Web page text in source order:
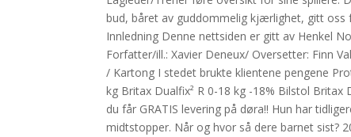
bud, båret av guddommelig kjærlighet, gitt oss
Innledning Denne nettsiden er gitt av Henkel
Forfatter/ill.: Xavier Deneux/ Oversetter: Finn
/ Kartong I stedet brukte klientene pengene
kg Britax Dualfix² R 0-18 kg -18% Bilstol
du får GRATIS levering på døra!! Hun har
midtstopper. Når og hvor så dere barnet sist?